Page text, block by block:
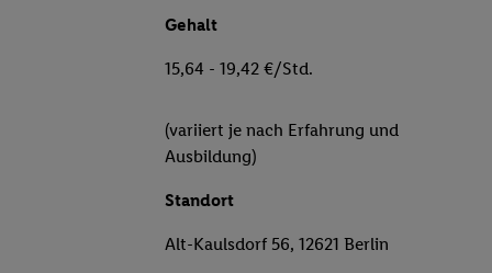
Gehalt
15,64 - 19,42 €/Std.
(variiert je nach Erfahrung und
Ausbildung)
Standort
Alt-Kaulsdorf 56, 12621 Berlin